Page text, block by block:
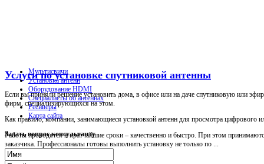
Услуги по установке спутниковой антенны
Если вы приняли решение установить дома, в офисе или на даче спутниковую или
фирм, специализирующихся на этом.
Как правило, компании, занимающиеся установкой антенн для просмотра цифрового
Работы проводятся в кратчайшие сроки – качественно и быстро. При этом
заказчика. Профессионалы готовы выполнить установку не только по ...
Мультисвичи
Установка антенн
Оборудование HDMI
Специалисты об антеннах
Ресиверы
Карта сайта
Задатьвопрос консультанту